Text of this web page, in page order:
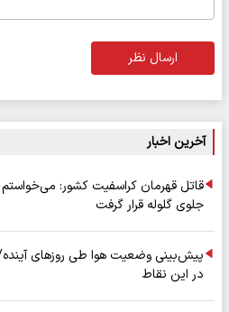
ارسال نظر
آخرین اخبار
قاتل قهرمان کراسفیت کشور:
جلوی گلوله قرار گرفت
پیش‌بینی وضعیت هوا طی روزهای آینده/
در این نقاط